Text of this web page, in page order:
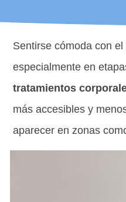
Sentirse cómoda con
especialmente en
tratamientos
más accesibles y
aparecer en zonas